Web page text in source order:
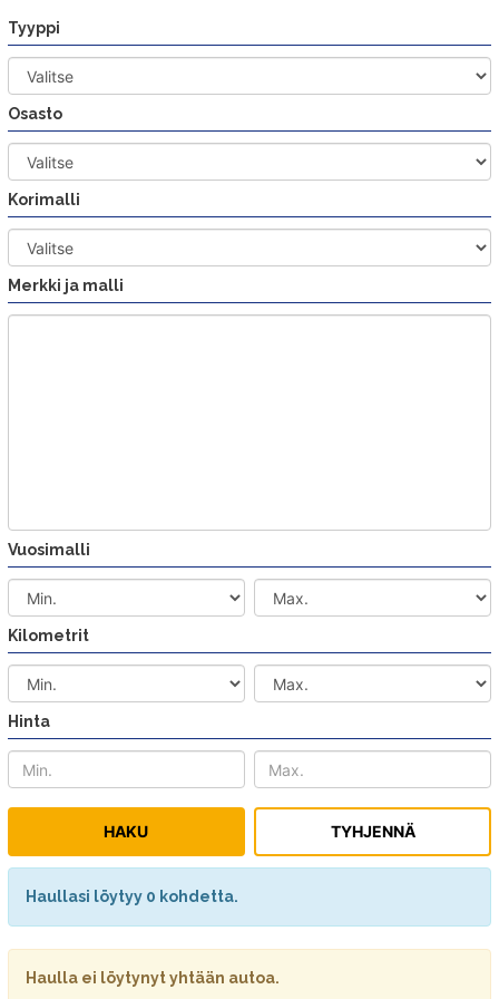
sisältöön
Tyyppi
Osasto
Korimalli
Merkki ja malli
Vuosimalli
Kilometrit
Hinta
Haullasi löytyy 0 kohdetta.
Haulla ei löytynyt yhtään autoa.